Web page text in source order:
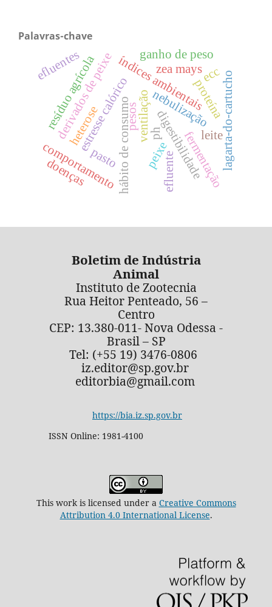
Palavras-chave
peixe
derivados de peixe
hábito de consumo
comportamento
estresse calóricoíndices ambientais
nebulização
ventilaçãodigestibilidade
efluente fermentação
ph
proteína
resíduo agrícola lagarta-do-cartucho
zea mays
efluentes
pesos
ganho de peso
pasto
doenças
leite
ecc
heterose
Boletim de Indústria
Animal
Instituto de Zootecnia
Rua Heitor Penteado, 56 –
Centro
CEP: 13.380-011- Nova Odessa -
Brasil – SP
Tel: (+55 19) 3476-0806
iz.editor@sp.gov.br
editorbia@gmail.com
https://bia.iz.sp.gov.br
ISSN Online: 1981-4100
This work is licensed under a Creative Commons
Attribution 4.0 International License.